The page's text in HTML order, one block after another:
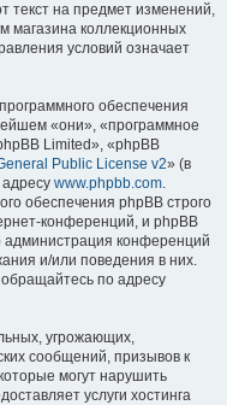
текст на предмет изменений,
магазина коллекционных
условий означает
обеспечения
«они», «программное
Limited», «phpBB
Public License v2» (в
www.phpbb.com.
обеспечения phpBB строго
конференций, и phpBB
администрация конференций
и/или поведения в них.
по адресу
угрожающих,
сообщений, призывов к
могут нарушить
услуги хостинга